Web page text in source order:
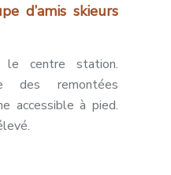
d’amis skieurs
centre station.
des remontées
accessible à pied.